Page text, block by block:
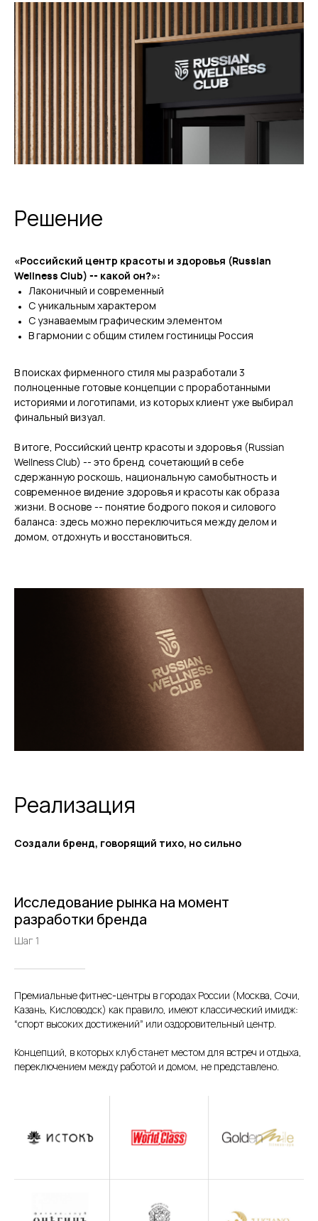
Решение
«‎Российский центр красоты и здоровья (Russian
Wellness Club) -- какой он?»:
Лаконичный и современный
С уникальным характером
С узнаваемым графическим элементом
В гармонии с общим стилем гостиницы Россия
В поисках фирменного стиля мы разработали 3
полноценные готовые концепции с проработанными
историями и логотипами, из которых клиент уже выбирал
финальный визуал.
В итоге, Российский центр красоты и здоровья (Russian
Wellness Club) -- это бренд, сочетающий в себе
сдержанную роскошь, национальную самобытность и
современное видение здоровья и красоты как образа
жизни. В основе -- понятие бодрого покоя и силового
баланса: здесь можно переключиться между делом и
домом, отдохнуть и восстановиться.
Реализация
Создали бренд, говорящий тихо, но сильно
Исследование рынка на момент
разработки бренда
Шаг 1
Премиальные фитнес-центры в городах России (Москва, Сочи,
Казань, Кисловодск) как правило, имеют классический имидж:
“спорт высоких достижений” или оздоровительный центр.
Концепций, в которых клуб станет местом для встреч и отдыха,
переключением между работой и домом, не представлено.